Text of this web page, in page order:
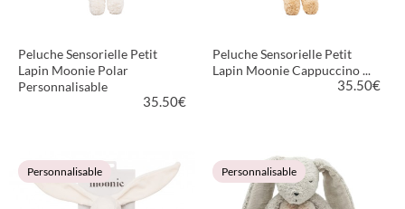
Peluche Sensorielle Petit
Lapin Moonie Polar
Personnalisable
35.50€
VOIR LE PRODUIT
Peluche Sensorielle Petit
Lapin Moonie Cappuccino ...
35.50€
VOIR LE PRODUIT
Personnalisable Personnalisable